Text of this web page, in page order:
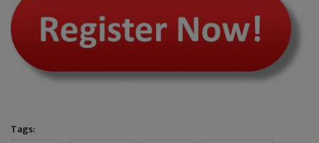
Tags: